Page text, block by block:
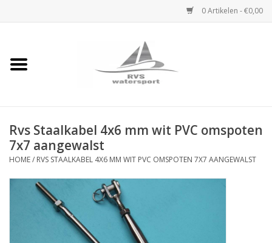
0 Artikelen - €0,00
Home
Rvs Dekbeslag
Rvs Accessoires
Rvs Ketting
Rvs Staalkabel 4x6 mm wit PVC omspoten
7x7 aangewalst
HOME/ RVS STAALKABEL 4X6 MM WIT PVC OMSPOTEN 7X7 AANGEWALST